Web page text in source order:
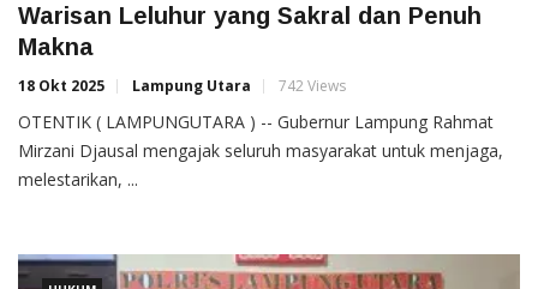
Warisan Leluhur yang Sakral dan Penuh
Makna
18 Okt 2025 Lampung Utara 742 Views
OTENTIK ( LAMPUNGUTARA ) -- Gubernur Lampung Rahmat
Mirzani Djausal mengajak seluruh masyarakat untuk menjaga,
melestarikan, ...